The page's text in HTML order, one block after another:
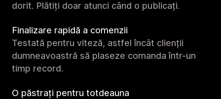
dorit. Plătiți doar atunci când o publicați.
Finalizare rapidă a comenzii
Testată pentru viteză, astfel încât clienții
dumneavoastră să plaseze comanda într-un
timp record.
O păstrați pentru totdeauna